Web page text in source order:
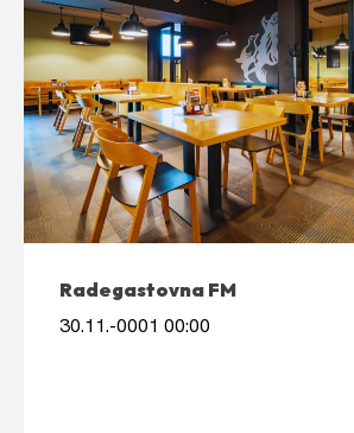
Radegastovna FM
30.11.-0001 00:00